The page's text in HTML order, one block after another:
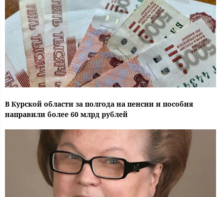
В Курской области за полгода на пенсии и пособия
направили более 60 млрд рублей